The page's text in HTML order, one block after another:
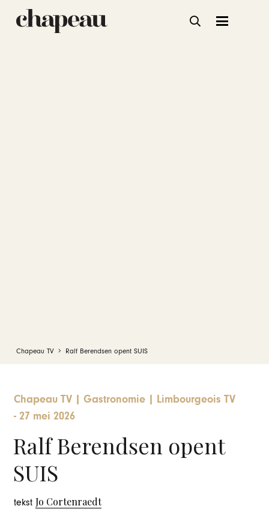
Chapeau TV Ralf Berendsen opent SUIS
Chapeau TV Gastronomie
Limbourgeois TV
-27 mei 2026
Ralf Berendsen opent
SUIS
tekstJo Cortenraedt